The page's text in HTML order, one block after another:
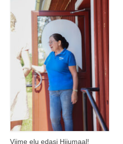
Viime elu edasi Hiiumaal!